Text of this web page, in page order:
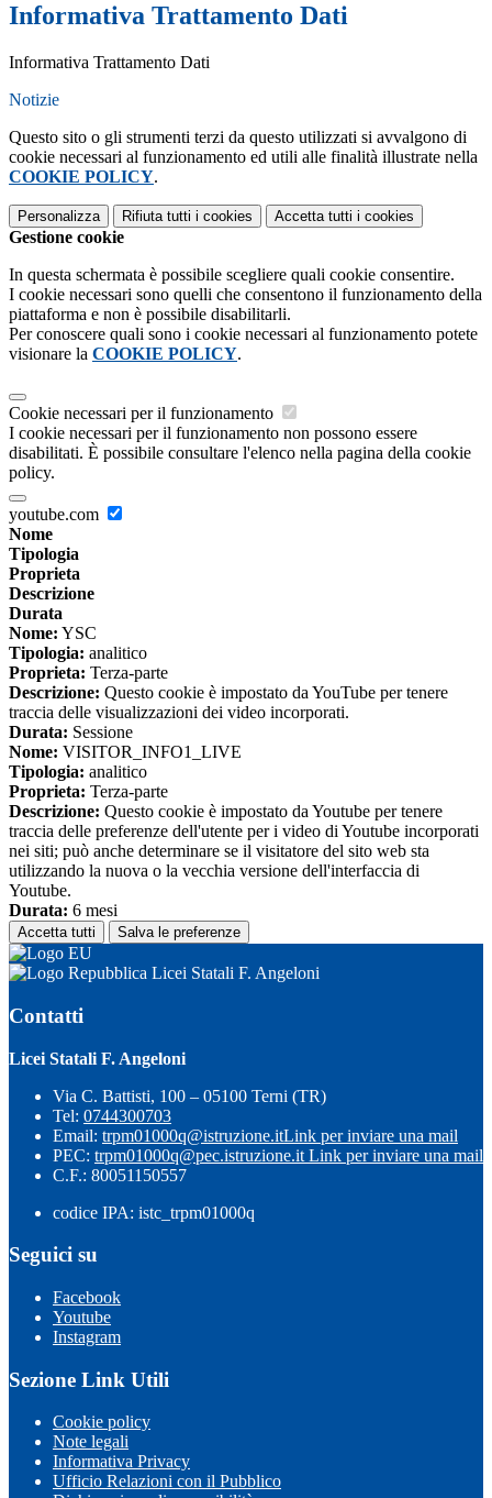
Informativa Trattamento Dati
Informativa Trattamento Dati
Notizie
Questo sito o gli strumenti terzi da questo utilizzati si avvalgono di
cookie necessari al funzionamento ed utili alle finalità illustrate nella
COOKIE POLICY.
Personalizza Rifiuta tutti i cookies Accetta tutti i cookies
Gestione cookie
In questa schermata è possibile scegliere quali cookie consentire.
I cookie necessari sono quelli che consentono il funzionamento della
piattaforma e non è possibile disabilitarli.
Per conoscere quali sono i cookie necessari al funzionamento potete
visionare la COOKIE POLICY.
Cookie necessari per il funzionamento
I cookie necessari per il funzionamento non possono essere
disabilitati. È possibile consultare l'elenco nella pagina della cookie
policy.
youtube.com
Nome
Tipologia
Proprieta
Descrizione
Durata
Nome: YSC
Tipologia: analitico
Proprieta: Terza-parte
Descrizione: Questo cookie è impostato da YouTube per tenere
traccia delle visualizzazioni dei video incorporati.
Durata: Sessione
Nome: VISITOR_INFO1_LIVE
Tipologia: analitico
Proprieta: Terza-parte
Descrizione: Questo cookie è impostato da Youtube per tenere
traccia delle preferenze dell'utente per i video di Youtube incorporati
nei siti; può anche determinare se il visitatore del sito web sta
utilizzando la nuova o la vecchia versione dell'interfaccia di
Youtube.
Durata: 6 mesi
Accetta tutti Salva le preferenze
Licei Statali F. Angeloni
Contatti
Licei Statali F. Angeloni
Via C. Battisti, 100 – 05100 Terni (TR)
Tel: 0744300703
Email: trpm01000q@istruzione.itLink per inviare una mail
PEC: trpm01000q@pec.istruzione.it Link per inviare una mail
C.F.: 80051150557
codice IPA: istc_trpm01000q
Seguici su
Facebook
Youtube
Instagram
Sezione Link Utili
Cookie policy
Note legali
Informativa Privacy
Ufficio Relazioni con il Pubblico